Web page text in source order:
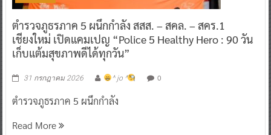
ตำรวจภูธรภาค 5 ผนึกกำลัง สสส. – สคล. – สคร.1
เชียงใหม่ เปิดแคมเปญ “Police 5 Healthy Hero : 90 วัน
เก็บแต้มสุขภาพดีได้ทุกวัน”
31 กรกฎาคม 2026 ^ jo ^ 0
ตำรวจภูธรภาค 5 ผนึกกำลัง
Read More